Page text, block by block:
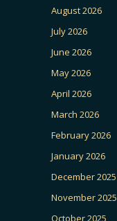
August 2026
July 2026
June 2026
May 2026
April 2026
March 2026
February 2026
January 2026
December 2025
November 2025
October 2025